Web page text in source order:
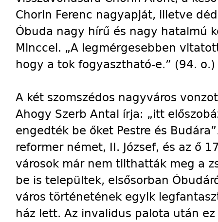
Chorin Ferenc nagyapját, illetve
Óbuda nagy hírű és nagy hatalmú
Minccel. „A legmérgesebben
hogy a tok fogyasztható-e.” (94. o.)
A két szomszédos nagyváros
Ahogy Szerb Antal írja: „itt
engedték be őket Pestre és
reformer német, II. József, és az ő
városok már nem tilthatták meg a
be is települtek, elsősorban
város történetének egyik
ház lett. Az invalidus palota után